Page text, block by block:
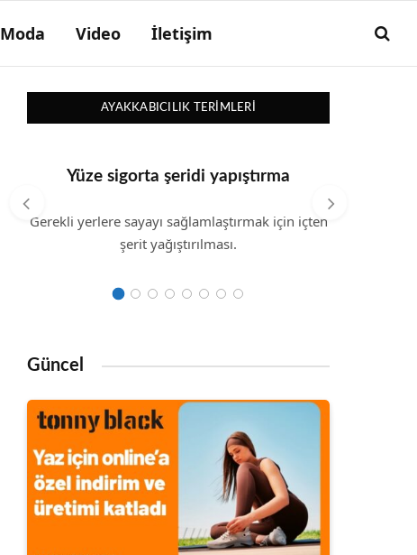
Moda Video İletişim
AYAKKABICILIK TERIMLERI
Yüze sigorta şeridi yapıştırma
Gerekli yerlere sayayı sağlamlaştırmak için içten
şerit yağıştırılması.
Güncel